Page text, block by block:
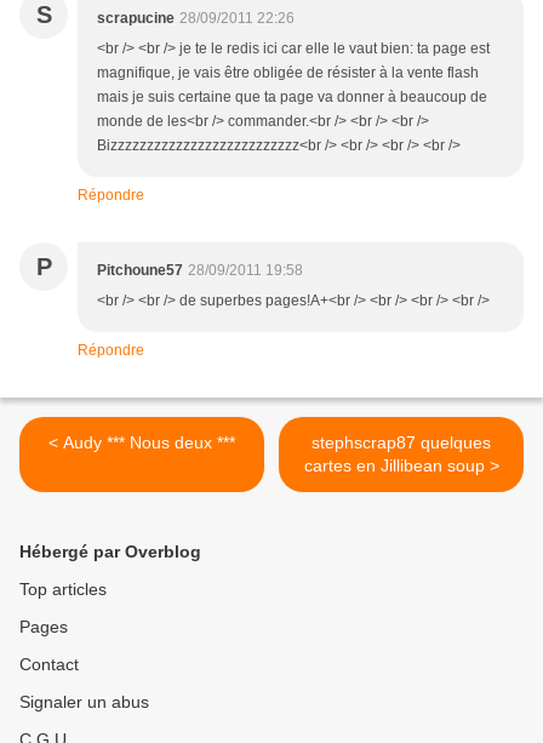
S scrapucine 28/09/2011 22:26
<br /> <br /> je te le redis ici car elle le vaut bien: ta page est
magnifique, je vais être obligée de résister à la vente flash
mais je suis certaine que ta page va donner à beaucoup de
monde de les<br /> commander.<br /> <br /> <br />
Bizzzzzzzzzzzzzzzzzzzzzzzzzz<br /> <br /> <br /> <br />
Répondre
P Pitchoune57 28/09/2011 19:58
<br /> <br /> de superbes pages!A+<br /> <br /> <br /> <br />
Répondre
< Audy *** Nous deux ***
stephscrap87 quelques
cartes en Jillibean soup >
Hébergé par Overblog
Top articles
Pages
Contact
Signaler un abus